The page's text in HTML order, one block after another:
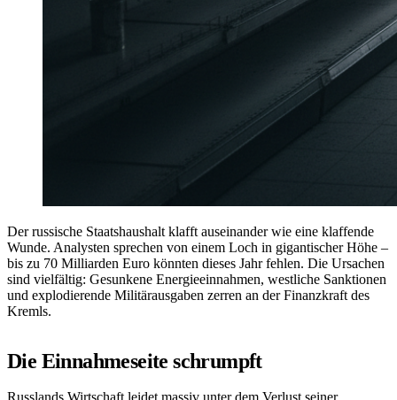
Der russische Staatshaushalt klafft auseinander wie eine klaffende
Wunde. Analysten sprechen von einem Loch in gigantischer Höhe –
bis zu 70 Milliarden Euro könnten dieses Jahr fehlen. Die Ursachen
sind vielfältig: Gesunkene Energieeinnahmen, westliche Sanktionen
und explodierende Militärausgaben zerren an der Finanzkraft des
Kremls.
Die Einnahmeseite schrumpft
Russlands Wirtschaft leidet massiv unter dem Verlust seiner